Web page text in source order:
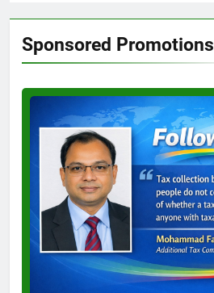
Sponsored Promotions
Test
Ad
3